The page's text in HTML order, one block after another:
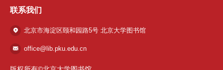
联系我们
北京市海淀区颐和园路5号 北京大学图书馆
office@lib.pku.edu.cn